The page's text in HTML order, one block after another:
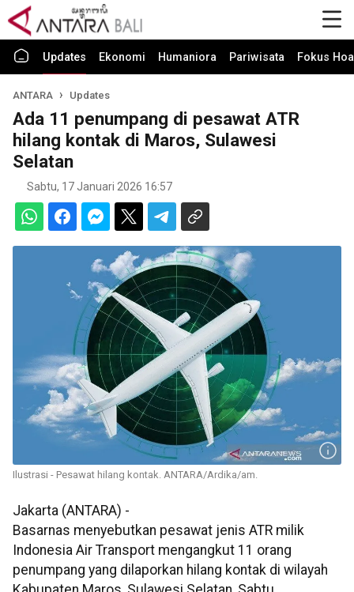
Updates Ekonomi Humaniora Pariwisata Fokus
ANTARA Updates
Ada 11 penumpang di pesawat ATR
hilang kontak di Maros, Sulawesi
Selatan
Sabtu, 17 Januari 2026 16:57
Ilustrasi - Pesawat hilang kontak. ANTARA/Ardika/am.
Jakarta (ANTARA) -
Basarnas menyebutkan pesawat jenis ATR milik
Indonesia Air Transport mengangkut 11 orang
penumpang yang dilaporkan hilang kontak di wilayah